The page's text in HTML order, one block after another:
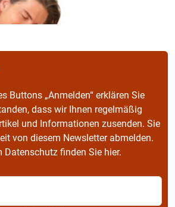
Buttons „Anmelden“ erklären Sie
dass wir Ihnen regelmäßig
und Informationen zusenden. Sie
von diesem Newsletter abmelden.
Datenschutz finden Sie hier.